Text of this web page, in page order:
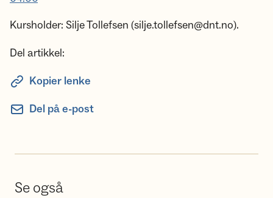
Kursholder: Silje Tollefsen (silje.tollefsen@dnt.no).
Del artikkel:
Kopier lenke
Del på e-post
Se også